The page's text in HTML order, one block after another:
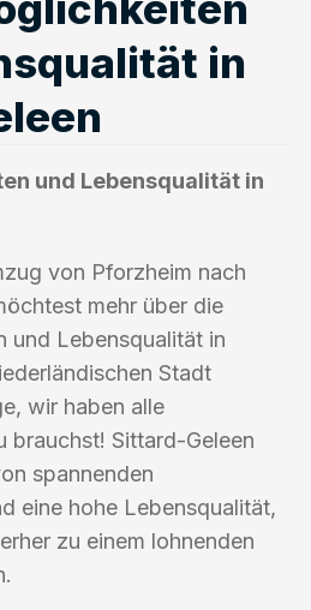
in
und Lebensqualität in
von Pforzheim nach
mehr über die
und Lebensqualität in
Stadt
wir haben alle
brauchst! Sittard-Geleen
spannenden
eine hohe Lebensqualität,
zu einem lohnenden